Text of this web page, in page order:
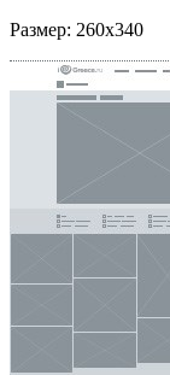
Размер: 260x340